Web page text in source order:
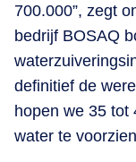
700.000”, zegt
bedrijf BOSAQ
definitief de
hopen we 35 tot
water te